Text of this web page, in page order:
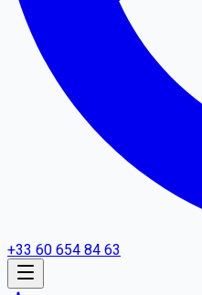
+33 60 654 84 63